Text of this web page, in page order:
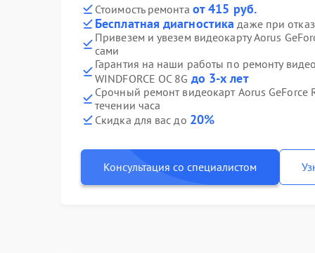
Стоимость ремонта от 415 руб.
Бесплатная диагностика даже при
Привезем и увезем видеокарту Aorus
сами
Гарантия на наши работы по ремонту
WINDFORCE OC 8G до 3-х лет
Срочный ремонт видеокарт Aorus GeForce
течении часа
Скидка для вас до 20%
Консультация со специалистом